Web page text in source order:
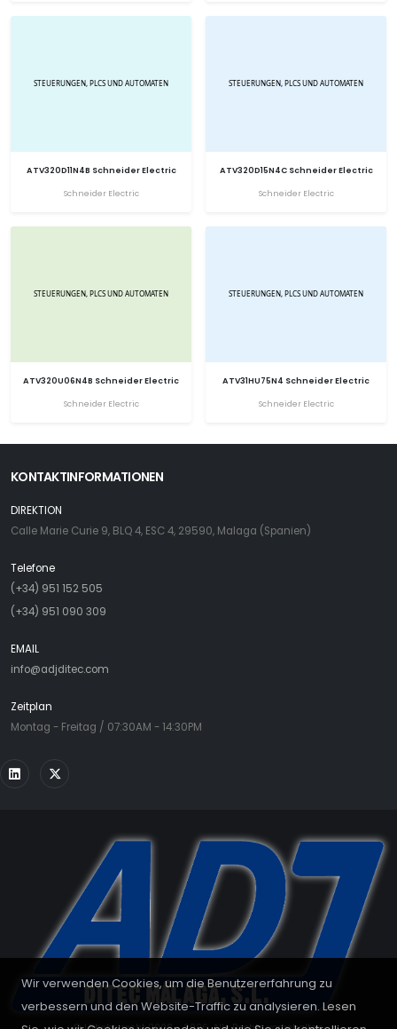
Wir verwenden Cookies, um die Benutzererfahrung zu
verbessern und den Website-Traffic zu analysieren. Lesen
ATV320D11N4B Schneider Electric
Schneider Electric
ATV320D15N4C Schneider Electric
Schneider Electric
ATV320U06N4B Schneider Electric
Schneider Electric
ATV31HU75N4 Schneider Electric
Schneider Electric
KONTAKTINFORMATIONEN
DIREKTION
Calle Marie Curie 9, BLQ 4, ESC 4, 29590, Malaga (Spanien)
Telefone
(+34) 951 152 505
(+34) 951 090 309
EMAIL
info@adjditec.com
Zeitplan
Montag - Freitag / 07:30AM - 14:30PM